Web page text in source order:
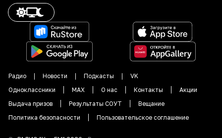
Радио Новости Подкасты
VK
Одноклассники
MAX О нас Контакты
Акции
Выдача призов
Результаты СОУТ
Вещание
Политика безопасности
Пользовательское соглашение